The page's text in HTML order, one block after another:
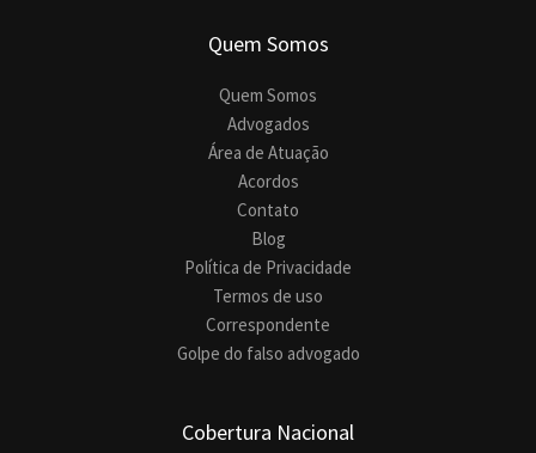
Quem Somos
Quem Somos
Advogados
Área de Atuação
Acordos
Contato
Blog
Política de Privacidade
Termos de uso
Correspondente
Golpe do falso advogado
Cobertura Nacional